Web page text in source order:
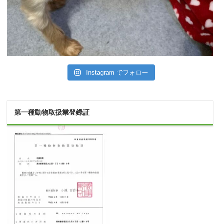
Instagram でフォロー
第一種動物取扱業登録証